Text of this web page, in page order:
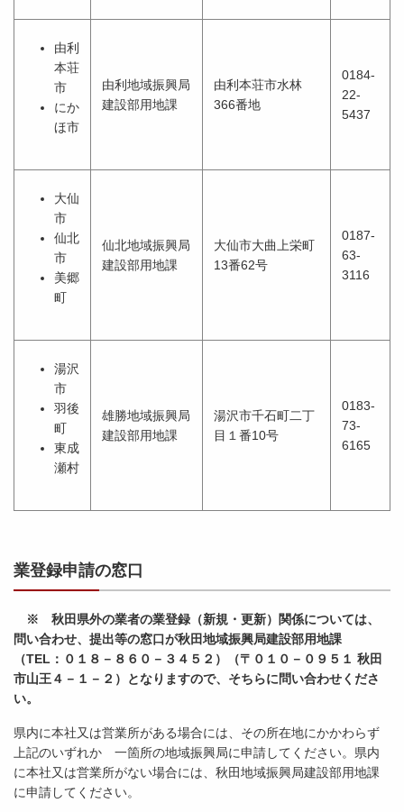
由利
本荘
市
にか
ほ市
由利地域振興局
建設部用地課
由利本荘市水林
366番地
0184-
22-
5437
大仙
市
仙北
市
美郷
町
仙北地域振興局
建設部用地課
大仙市大曲上栄町
13番62号
0187-
63-
3116
湯沢
市
羽後
町
東成
瀬村
雄勝地域振興局
建設部用地課
湯沢市千石町二丁
目１番10号
0183-
73-
6165
業登録申請の窓口
※ 秋田県外の業者の業登録（新規・更新）関係については、
問い合わせ、提出等の窓口が秋田地域振興局建設部用地課
（TEL：０１８－８６０－３４５２）（〒０１０－０９５１ 秋田
市山王４－１－２）となりますので、そちらに問い合わせくださ
い。
県内に本社又は営業所がある場合には、その所在地にかかわらず
上記のいずれか 一箇所の地域振興局に申請してください。県内
に本社又は営業所がない場合には、秋田地域振興局建設部用地課
に申請してください。